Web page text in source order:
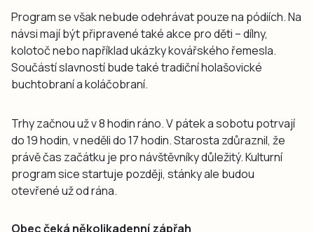
Program se však nebude odehrávat pouze na pódiích. Na
návsi mají být připravené také akce pro děti – dílny,
kolotoč nebo například ukázky kovářského řemesla.
Součástí slavností bude také tradiční holašovické
buchtobraní a koláčobraní.
Trhy začnou už v 8 hodin ráno. V pátek a sobotu potrvají
do 19 hodin, v neděli do 17 hodin. Starosta zdůraznil, že
právě čas začátku je pro návštěvníky důležitý. Kulturní
program sice startuje později, stánky ale budou
otevřené už od rána.
Obec čeká několikadenní zápřah